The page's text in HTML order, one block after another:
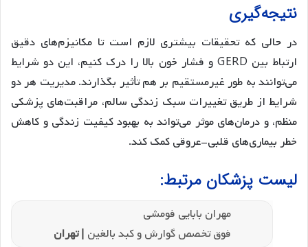
نتیجه‌گیری
در حالی که تحقیقات بیشتری لازم است تا مکانیزم‌های دقیق
ارتباط بین GERD و فشار خون بالا را درک کنیم، این دو شرایط
می‌توانند به طور غیرمستقیم بر هم تأثیر بگذارند. مدیریت هر دو
شرایط از طریق تغییرات سبک زندگی سالم، مراقبت‌های پزشکی
منظم، و درمان‌های موثر می‌تواند به بهبود کیفیت زندگی و کاهش
خطر بیماری‌های قلبی-عروقی کمک کند.
لیست پزشکان مرتبط:
مهران بابایی فومشی
فوق تخصص گوارش و کبد بالغین | تهران